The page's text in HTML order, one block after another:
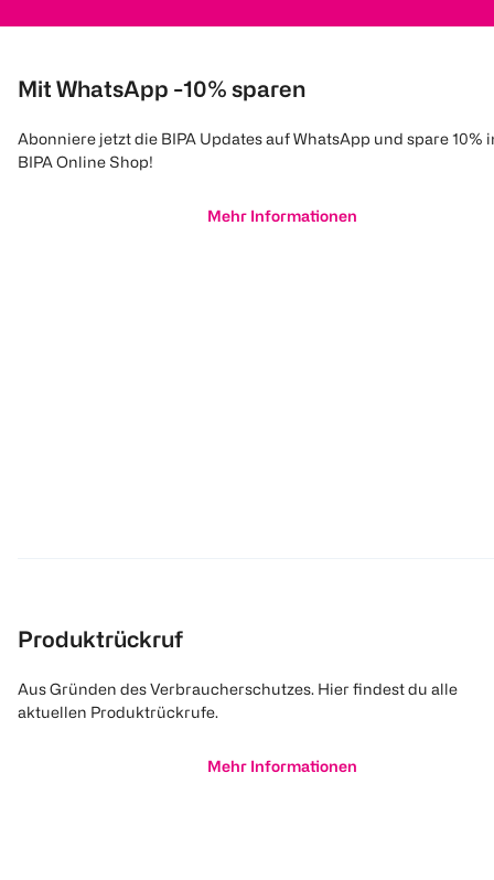
Mit WhatsApp -10% sparen
Abonniere jetzt die BIPA Updates auf WhatsApp und spare 10%
BIPA Online Shop!
Mehr Informationen
Produktrückruf
Aus Gründen des Verbraucherschutzes. Hier findest du alle
aktuellen Produktrückrufe.
Mehr Informationen